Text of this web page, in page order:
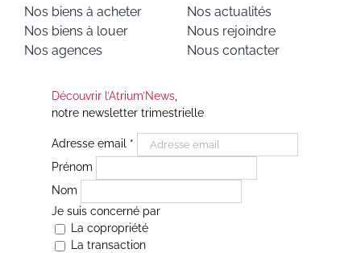
Nos biens à acheter
Nos biens à louer
Nos agences
Nos actualités
Nous rejoindre
Nous contacter
Découvrir l’Atrium’News,
notre newsletter trimestrielle
Adresse email *
Prénom
Nom
Je suis concerné par
La copropriété
La transaction